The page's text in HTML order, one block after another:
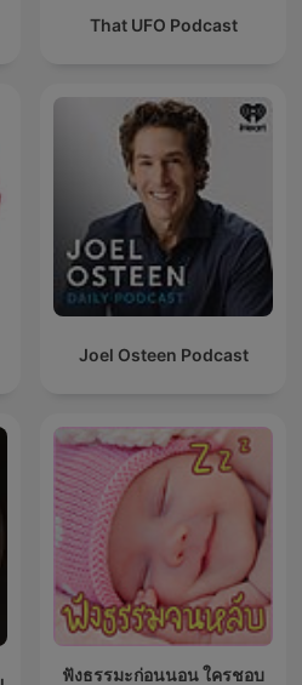
That UFO Podcast
Joel Osteen Podcast
ฟังธรรมะก่อนนอน ใครชอบ